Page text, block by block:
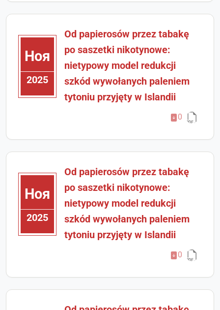
Ноя
2025
Od papierosów przez tabakę
po saszetki nikotynowe:
nietypowy model redukcji
szkód wywołanych paleniem
tytoniu przyjęty w Islandii
0
Ноя
2025
Od papierosów przez tabakę
po saszetki nikotynowe:
nietypowy model redukcji
szkód wywołanych paleniem
tytoniu przyjęty w Islandii
0